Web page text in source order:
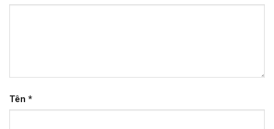
Tên *